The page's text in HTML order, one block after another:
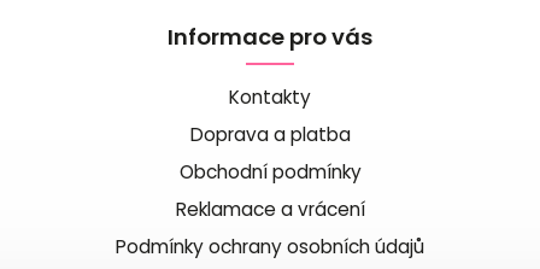
Informace pro vás
Kontakty
Doprava a platba
Obchodní podmínky
Reklamace a vrácení
Podmínky ochrany osobních údajů